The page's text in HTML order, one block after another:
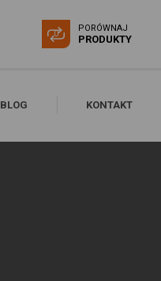
0
PORÓWNAJ
PRODUKTY
BLOG KONTAKT